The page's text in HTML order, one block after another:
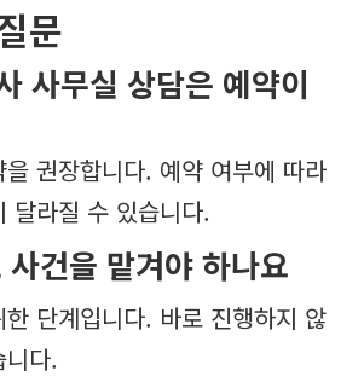
문
사무실 상담은 예약이
권장합니다. 예약 여부에 따라
달라질 수 있습니다.
건을 맡겨야 하나요
단계입니다. 바로 진행하지 않
다.